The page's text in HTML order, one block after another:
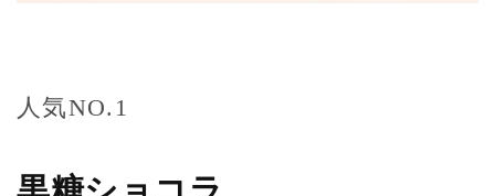
人気NO.1